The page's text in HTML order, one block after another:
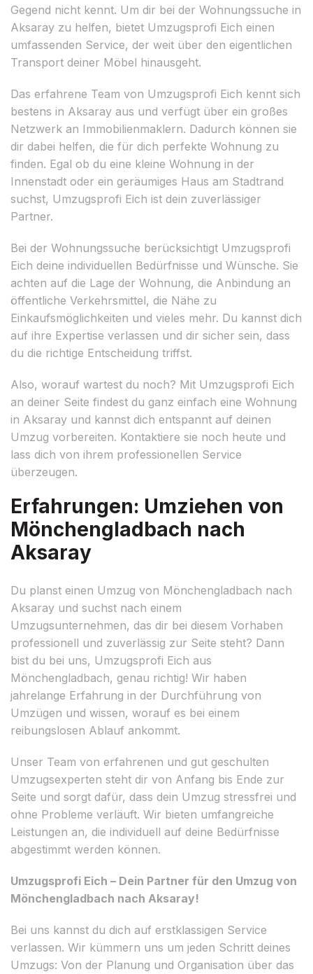
Gegend nicht kennt. Um dir bei der Wohnungssuche in
Aksaray zu helfen, bietet Umzugsprofi Eich einen
umfassenden Service, der weit über den eigentlichen
Transport deiner Möbel hinausgeht.
Das erfahrene Team von Umzugsprofi Eich kennt sich
bestens in Aksaray aus und verfügt über ein großes
Netzwerk an Immobilienmaklern. Dadurch können sie
dir dabei helfen, die für dich perfekte Wohnung zu
finden. Egal ob du eine kleine Wohnung in der
Innenstadt oder ein geräumiges Haus am Stadtrand
suchst, Umzugsprofi Eich ist dein zuverlässiger
Partner.
Bei der Wohnungssuche berücksichtigt Umzugsprofi
Eich deine individuellen Bedürfnisse und Wünsche. Sie
achten auf die Lage der Wohnung, die Anbindung an
öffentliche Verkehrsmittel, die Nähe zu
Einkaufsmöglichkeiten und vieles mehr. Du kannst dich
auf ihre Expertise verlassen und dir sicher sein, dass
du die richtige Entscheidung triffst.
Also, worauf wartest du noch? Mit Umzugsprofi Eich
an deiner Seite findest du ganz einfach eine Wohnung
in Aksaray und kannst dich entspannt auf deinen
Umzug vorbereiten. Kontaktiere sie noch heute und
lass dich von ihrem professionellen Service
überzeugen.
Erfahrungen: Umziehen von
Mönchengladbach nach
Aksaray
Du planst einen Umzug von Mönchengladbach nach
Aksaray und suchst nach einem
Umzugsunternehmen, das dir bei diesem Vorhaben
professionell und zuverlässig zur Seite steht? Dann
bist du bei uns, Umzugsprofi Eich aus
Mönchengladbach, genau richtig! Wir haben
jahrelange Erfahrung in der Durchführung von
Umzügen und wissen, worauf es bei einem
reibungslosen Ablauf ankommt.
Unser Team von erfahrenen und gut geschulten
Umzugsexperten steht dir von Anfang bis Ende zur
Seite und sorgt dafür, dass dein Umzug stressfrei und
ohne Probleme verläuft. Wir bieten umfangreiche
Leistungen an, die individuell auf deine Bedürfnisse
abgestimmt werden können.
Umzugsprofi Eich – Dein Partner für den Umzug von
Mönchengladbach nach Aksaray!
Bei uns kannst du dich auf erstklassigen Service
verlassen. Wir kümmern uns um jeden Schritt deines
Umzugs: Von der Planung und Organisation über das